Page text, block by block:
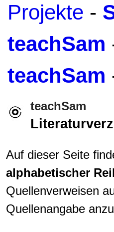
Projekte -
teachSam
teachSam
teachSam
Auf dieser Seite
alphabetischer
Quellenverweisen
Quellenangabe